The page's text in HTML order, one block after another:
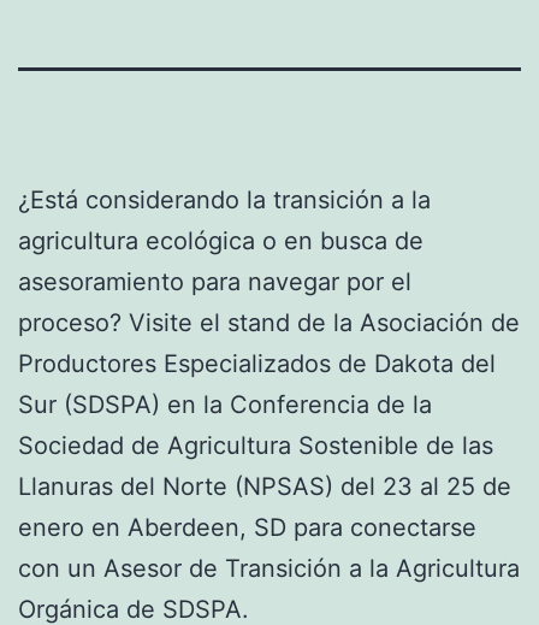
¿Está considerando la transición a la
agricultura ecológica o en busca de
asesoramiento para navegar por el
proceso? Visite el stand de la Asociación de
Productores Especializados de Dakota del
Sur (SDSPA) en la Conferencia de la
Sociedad de Agricultura Sostenible de las
Llanuras del Norte (NPSAS) del 23 al 25 de
enero en Aberdeen, SD para conectarse
con un Asesor de Transición a la Agricultura
Orgánica de SDSPA.